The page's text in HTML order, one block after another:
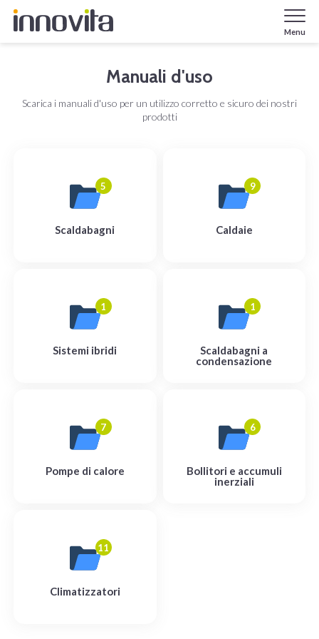
Menu
Manuali d'uso
Scarica i manuali d'uso per un utilizzo corretto e sicuro dei nostri
prodotti
5
Scaldabagni
9
Caldaie
1
Sistemi ibridi
1
Scaldabagni a
condensazione
7
Pompe di calore
6
Bollitori e accumuli
inerziali
11
Climatizzatori